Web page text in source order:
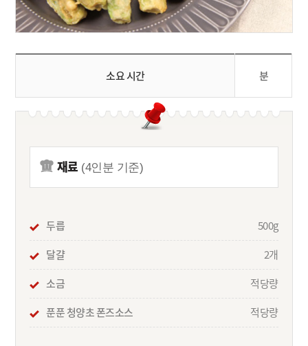
소요 시간 분
재료 (4인분 기준)
두릅
500g
달걀
2개
소금
적당량
푼푼 청양초 폰즈소스
적당량